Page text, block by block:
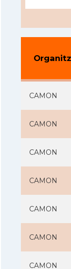
CAMON
CAMON
CAMON
CAMON
CAMON
CAMON
CAMON